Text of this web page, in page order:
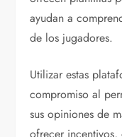
ayudan a
de los jugadores.
Utilizar estas
compromiso al
sus opiniones de
ofrecer